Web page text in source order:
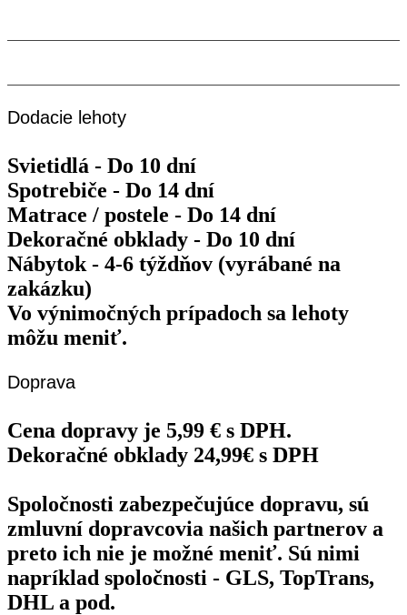
Dodacie lehoty
Svietidlá - Do 10 dní
Spotrebiče - Do 14 dní
Matrace / postele - Do 14 dní
Dekoračné obklady - Do 10 dní
Nábytok - 4-6 týždňov (vyrábané na
zakázku)
Vo výnimočných prípadoch sa lehoty
môžu meniť.
Doprava
Cena dopravy je 5,99 € s DPH.
Dekoračné obklady 24,99€ s DPH
Spoločnosti zabezpečujúce dopravu, sú
zmluvní dopravcovia našich partnerov a
preto ich nie je možné meniť. Sú nimi
napríklad spoločnosti - GLS, TopTrans,
DHL a pod.